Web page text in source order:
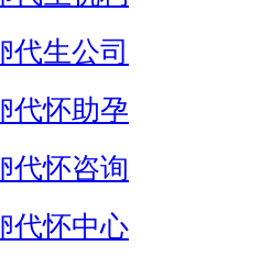
代生公司
代怀助孕
代怀咨询
代怀中心